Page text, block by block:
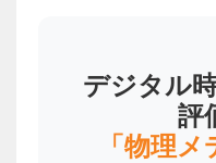
デジタル
評
「物理メ